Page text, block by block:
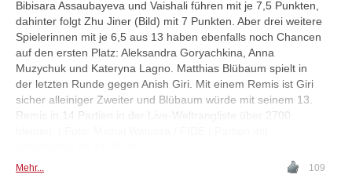
Bibisara Assaubayeva und Vaishali führen mit je 7,5 Punkten,
dahinter folgt Zhu Jiner (Bild) mit 7 Punkten. Aber drei weitere
Spielerinnen mit je 6,5 aus 13 haben ebenfalls noch Chancen
auf den ersten Platz: Aleksandra Goryachkina, Anna
Muzychuk und Kateryna Lagno. Matthias Blübaum spielt in
der letzten Runde gegen Anish Giri. Mit einem Remis ist Giri
sicher alleiniger Zweiter und Blübaum würde mit seinem 13.
Remis in 14 Partien in der Live-Weltrangliste über 2700
Mehr... 109